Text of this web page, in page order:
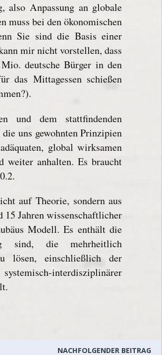
also Anpassung an globale
muss bei den ökonomischen
Sie sind die Basis einer
mir nicht vorstellen, dass
deutsche Bürger in den
das Mittagessen schießen
und dem stattfindenden
uns gewohnten Prinzipien
global wirksamen
weiter anhalten. Es braucht
auf Theorie, sondern aus
Jahren wissenschaftlicher
Modell. Es enthält die
sind, die mehrheitlich
lösen, einschließlich der
interdisziplinärer
NACHFOLGENDER BEITRAG